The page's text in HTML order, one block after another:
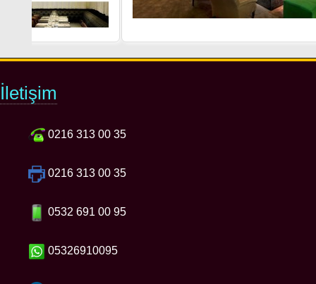
İletişim
0216 313 00 35
0216 313 00 35
0532 691 00 95
05326910095